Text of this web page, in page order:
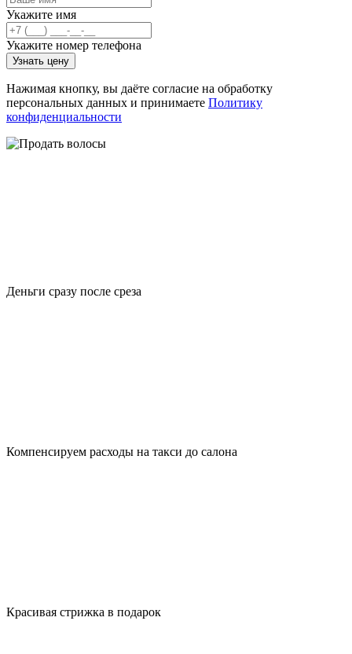
Укажите имя
Укажите номер телефона
Узнать цену
Нажимая кнопку, вы даёте согласие на обработку
персональных данных и принимаете Политику
конфиденциальности
Деньги сразу после среза
Компенсируем расходы на такси до салона
Красивая стрижка в подарок